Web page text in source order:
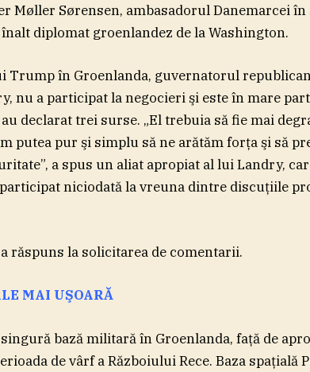
Møller Sørensen, ambasadorul Danemarcei în
diplomat groenlandez de la Washington.
Trump în Groenlanda, guvernatorul
nu a participat la negocieri şi este în mare
declarat trei surse. „El trebuia să fie mai
putea pur şi simplu să ne arătăm forţa şi să
a spus un aliat apropiat al lui Landry,
niciodată la vreuna dintre discuţiile
răspuns la solicitarea de comentarii.
MAI UŞOARĂ
bază militară în Groenlanda, faţă de
de vârf a Războiului Rece. Baza spaţială